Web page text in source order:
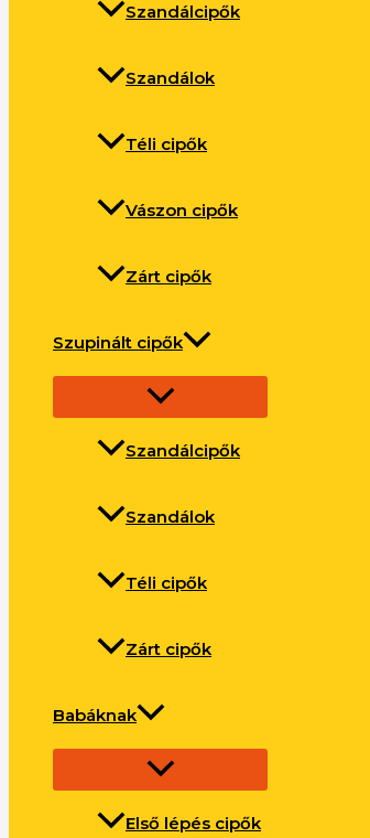
Szandálcipők
Szandálok
Téli cipők
Vászon cipők
Zárt cipők
Szupinált cipők
Szandálcipők
Szandálok
Téli cipők
Zárt cipők
Babáknak
Első lépés cipők